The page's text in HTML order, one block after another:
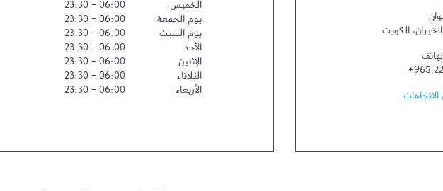
الخيران،الكويت
+965
الخميس 06:00
-
23:30
يوم الجمعة
06:00
-
23:30
يوم السبت
06:00
-
23:30
الأحد
06:00
-
23:30
الإثنين
06:00
-
23:30
الثلاثاء
06:00
-
23:30
الأربعاء
06:00
-
23:30